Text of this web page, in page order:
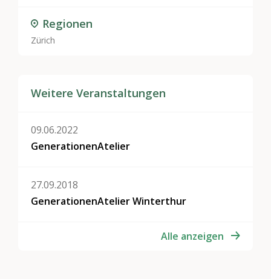
Regionen
Zürich
Weitere Veranstaltungen
09.06.2022
GenerationenAtelier
27.09.2018
GenerationenAtelier Winterthur
Alle anzeigen